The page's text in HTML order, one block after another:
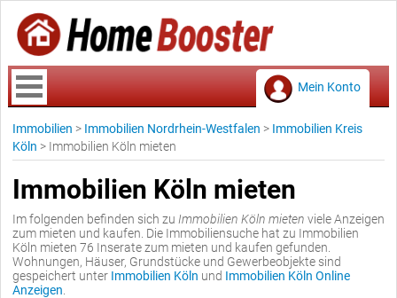
Mein Konto
Immobilien > Immobilien Nordrhein-Westfalen > Immobilien Kreis
Köln > Immobilien Köln mieten
Immobilien Köln mieten
Im folgenden befinden sich zu Immobilien Köln mieten viele Anzeigen
zum mieten und kaufen. Die Immobiliensuche hat zu Immobilien
Köln mieten 76 Inserate zum mieten und kaufen gefunden.
Wohnungen, Häuser, Grundstücke und Gewerbeobjekte sind
gespeichert unter Immobilien Köln und Immobilien Köln Online
Anzeigen